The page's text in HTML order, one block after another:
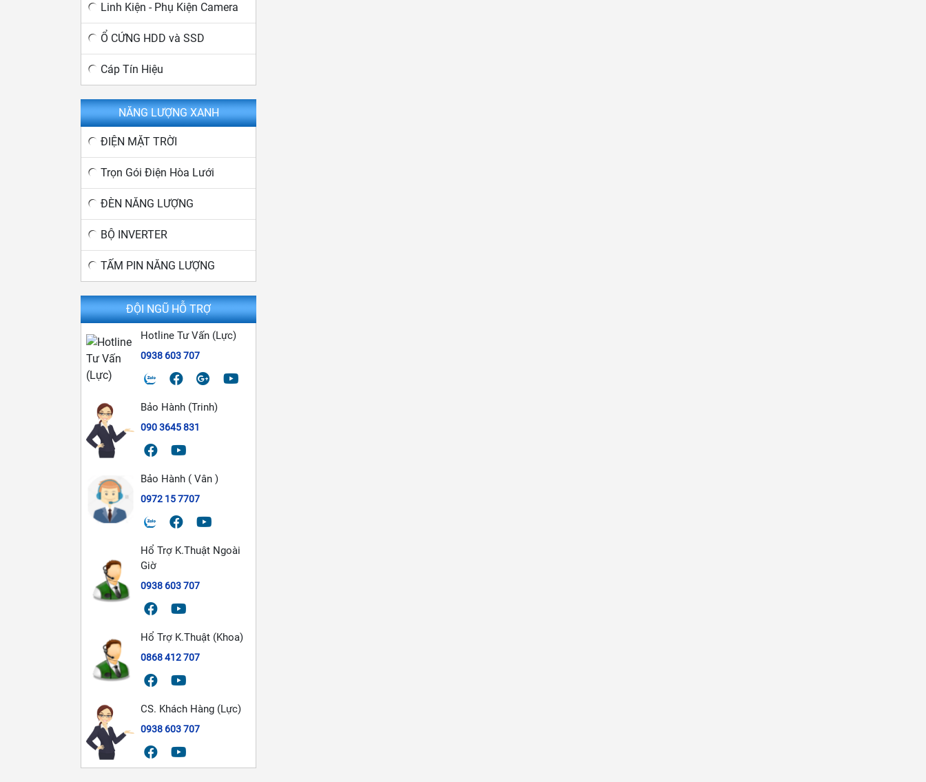
Linh Kiện - Phụ Kiện Camera
Ổ CỨNG HDD và SSD
Cáp Tín Hiệu
NĂNG LƯỢNG XANH
ĐIỆN MẶT TRỜI
Trọn Gói Điện Hòa Lưới
ĐÈN NĂNG LƯỢNG
BỘ INVERTER
TẤM PIN NĂNG LƯỢNG
ĐỘI NGŨ HỖ TRỢ
Hotline Tư Vấn (Lực)
0938 603 707
Bảo Hành (Trinh)
090 3645 831
Bảo Hành ( Vân )
0972 15 7707
Hổ Trợ K.Thuật Ngoài
Giờ
0938 603 707
Hổ Trợ K.Thuật (Khoa)
0868 412 707
CS. Khách Hàng (Lực)
0938 603 707